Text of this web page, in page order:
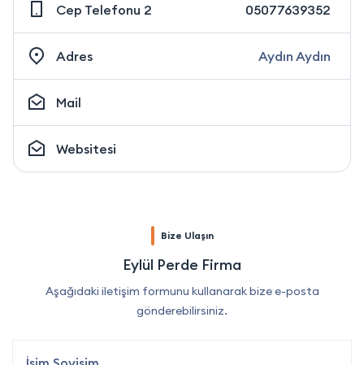
Cep Telefonu 2 05077639352
Adres Aydın Aydın
Mail
Websitesi
Bize Ulaşın
Eylül Perde Firma
Aşağıdaki iletişim formunu kullanarak bize e-posta
gönderebilirsiniz.